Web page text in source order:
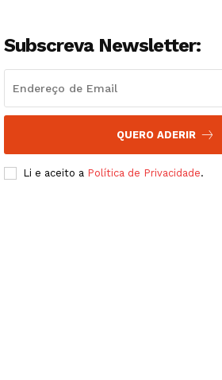
Institucional
Artigos
Grande Entrevista
Subscreva Newsletter:
QUERO ADERIR
Li e aceito a Política de Privacidade.